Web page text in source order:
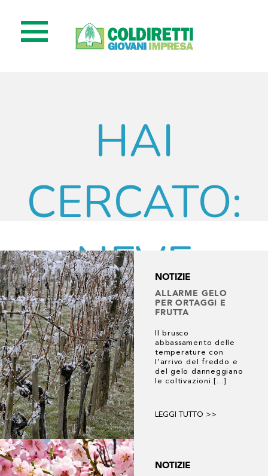
HAI
CERCATO:
NEVE
3 risultati
NOTIZIE
ALLARME GELO
PER ORTAGGI E
FRUTTA
Il brusco
abbassamento delle
temperature con
l’arrivo del freddo e
del gelo danneggiano
le coltivazioni [...]
LEGGI TUTTO >>
NOTIZIE